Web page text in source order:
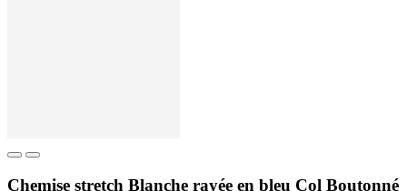
Chemise stretch Blanche rayée en bleu Col Boutonné